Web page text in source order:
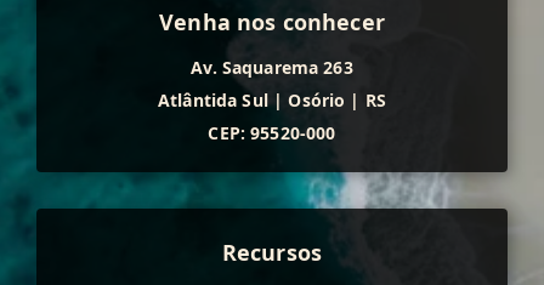
Venha nos conhecer
Av. Saquarema 263
Atlântida Sul | Osório | RS
CEP: 95520-000
Recursos